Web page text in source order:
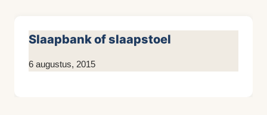
Slaapbank of slaapstoel
Door
6 augustus, 2015